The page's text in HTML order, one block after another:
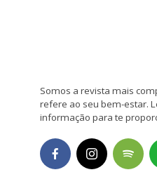
Somos a revista mais
refere ao seu bem-estar.
informação para te